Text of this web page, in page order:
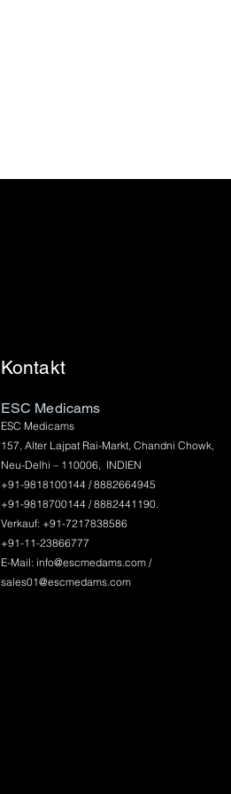
Kontakt
ESC Medicams
ESC Medicams
157, Alter Lajpat Rai-Markt, Chandni Chowk,
Neu-Delhi – 110006, INDIEN
+91-9818100144 / 8882664945
+91-9818700144 / 8882441190.
Verkauf: +91-7217838586
+91-11-23866777
E-Mail: info@escmedams.com/
sales01@escmedams.com